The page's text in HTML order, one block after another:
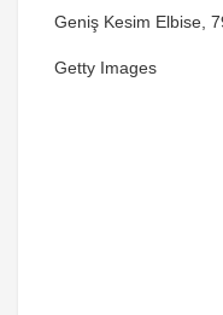
Geniş Kesim Elbise,
Getty Images